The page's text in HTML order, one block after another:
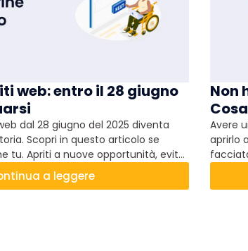
web: entro il 28 giugno
dal 28 giugno del 2025 diventa
Scopri in questo articolo se
tu. Apriti a nuove opportunità, evita
nostra consulenza e dei nostri
a leggere
Non
Avere
aprirlo
ne